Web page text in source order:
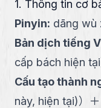
1. Thông tin cơ
Pinyin: dāng wù
Bản dịch tiếng
cấp bách hiện
Cấu tạo thành
này, hiện tại)） ＋